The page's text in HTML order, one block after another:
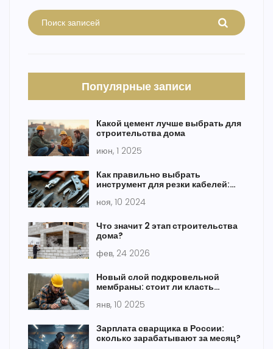
Популярные записи
Какой цемент лучше выбрать для
строительства дома
июн, 1 2025
Как правильно выбрать
инструмент для резки кабелей:
ноя, 10 2024
Что значит 2 этап строительства
дома?
фев, 24 2026
Новый слой подкровельной
мембраны: стоит ли класть
янв, 10 2025
Зарплата сварщика в России:
сколько зарабатывают за месяц?